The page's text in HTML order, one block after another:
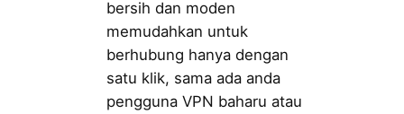
bersih dan moden
memudahkan untuk
berhubung hanya dengan
satu klik, sama ada anda
pengguna VPN baharu atau